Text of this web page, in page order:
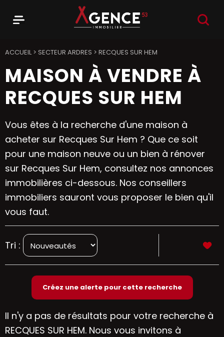
ACCUEIL> SECTEUR ARDRES > RECQUES SUR HEM
MAISON À VENDRE À
RECQUES SUR HEM
Vous êtes à la recherche d'une maison à
acheter sur Recques Sur Hem ? Que ce soit
pour une maison neuve ou un bien à rénover
sur Recques Sur Hem, consultez nos annonces
immobilières ci-dessous. Nos conseillers
immobiliers sauront vous proposer le bien qu'il
vous faut.
Tri :
Il n'y a pas de résultats pour votre recherche à
RECQUES SUR HEM. Nous vous invitons à